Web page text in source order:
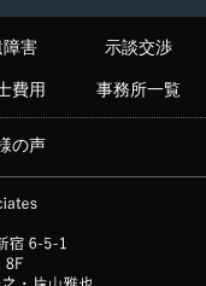
障害 示談交渉
費用 事務所一覧
の声